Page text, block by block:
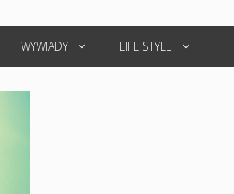
WYWIADY LIFE STYLE